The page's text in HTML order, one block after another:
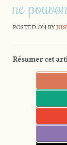
ne
POSTED ON BY
Résumer cet